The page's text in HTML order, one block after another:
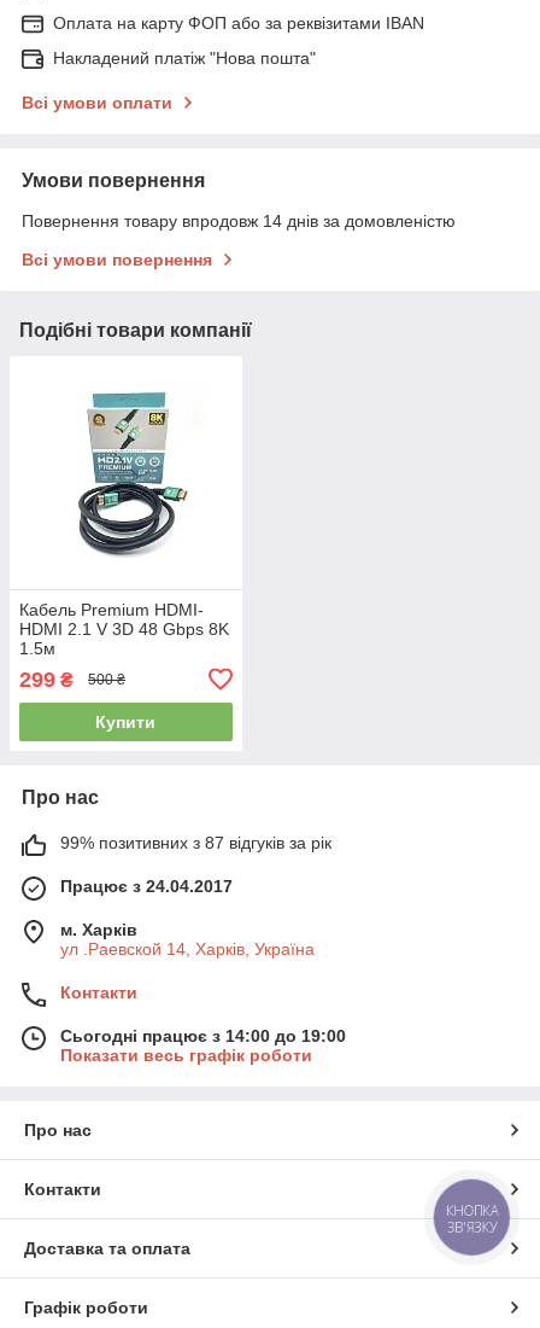
Оплата на карту ФОП або за реквізитами IBAN
Накладений платіж "Нова пошта"
Всі умови оплати
Умови повернення
Повернення товару впродовж 14 днів за домовленістю
Всі умови повернення
Подібні товари компанії
Кабель Premium HDMI-
HDMI 2.1 V 3D 48 Gbps 8K
1.5м
299 ₴ 500 ₴
Купити
Про нас
99% позитивних з 87 відгуків за рік
Працює з 24.04.2017
м. Харків
ул .Раевской 14, Харків, Україна
Контакти
Сьогодні працює з 14:00 до 19:00
Показати весь графік роботи
Про нас
Контакти
Доставка та оплата
Графік роботи
КНОПКА
ЗВ'ЯЗКУ